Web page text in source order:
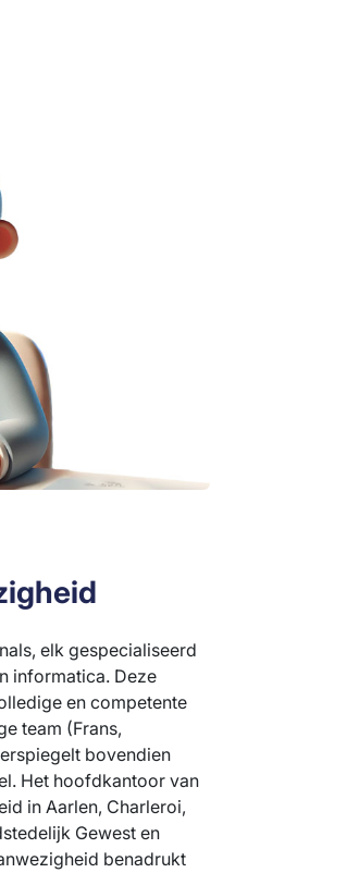
elk gespecialiseerd
informatica. Deze
en competente
team (Frans,
bovendien
Het hoofdkantoor van
in Aarlen, Charleroi,
Gewest en
benadrukt